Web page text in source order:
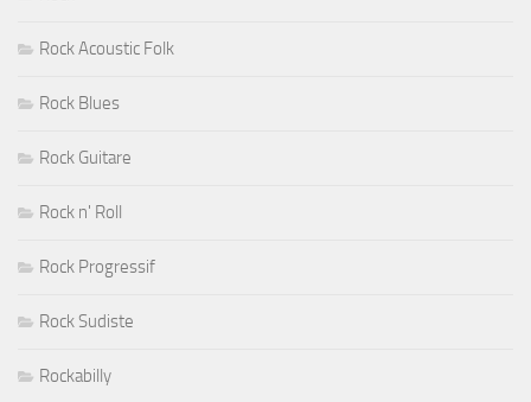
Rock Acoustic Folk
Rock Blues
Rock Guitare
Rock n' Roll
Rock Progressif
Rock Sudiste
Rockabilly